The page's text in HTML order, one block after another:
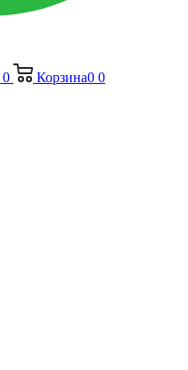
0 Корзина0 0